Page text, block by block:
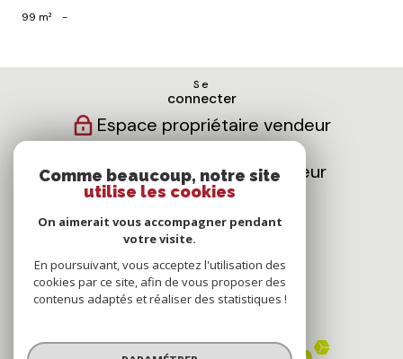
99 m² -
Se
connecter
Espace propriétaire vendeur
Espace propriétaire bailleur
Nous
suivre
Nous
Comme beaucoup, notre site
utilise les cookies
On aimerait vous accompagner pendant
votre visite.
En poursuivant, vous acceptez l'utilisation des
cookies par ce site, afin de vous proposer des
contenus adaptés et réaliser des statistiques !